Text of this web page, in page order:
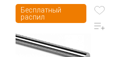
Бесплатный
распил